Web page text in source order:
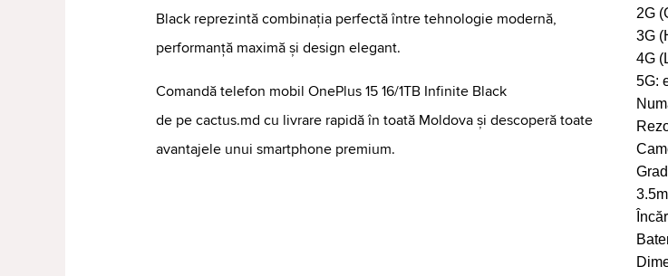
Black reprezintă combinația perfectă între tehnologie modernă,
performanță maximă și design elegant.
Comandă telefon mobil OnePlus 15 16/1TB Infinite Black
de pe cactus.md cu livrare rapidă în toată Moldova și descoperă toate
avantajele unui smartphone premium.
2G
3G
4G
5G: